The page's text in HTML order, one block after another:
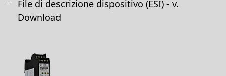
File di descrizione dispositivo (ESI) - v.
Download